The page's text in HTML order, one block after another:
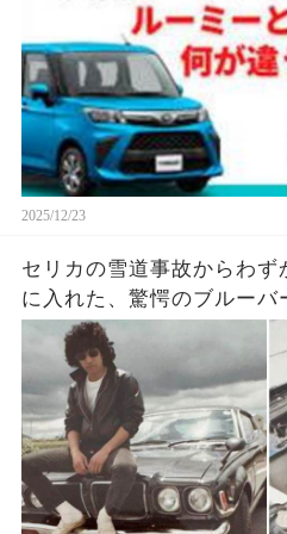
2025/12/23
セリカの雪道事故からわ
に入れた、驚愕のブルーバ
密とは？